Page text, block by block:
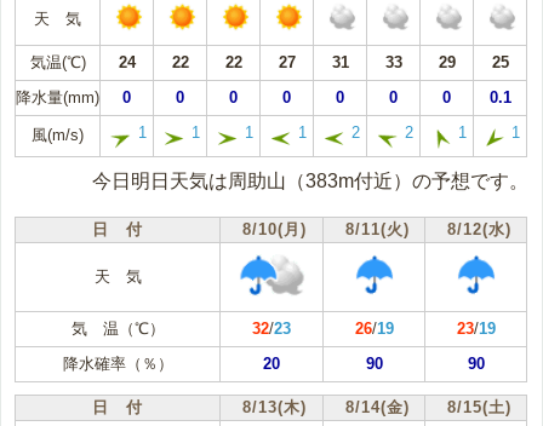
天 気
気温(℃) 24 22 22 27 31 33 29
25
降水量(mm)
0 0 0 0 0 0 0 0.1
風(m/s) 1 1 1 1 2 2 1 1
今日明日天気は周助山（383m付近）の予想です。
日 付 8/10(月) 8/11(火) 8/12(水)
天 気
気 温（℃） 32/23 26/19 23/19
降水確率（％）
20 90 90
日 付 8/13(木) 8/14(金) 8/15(土)